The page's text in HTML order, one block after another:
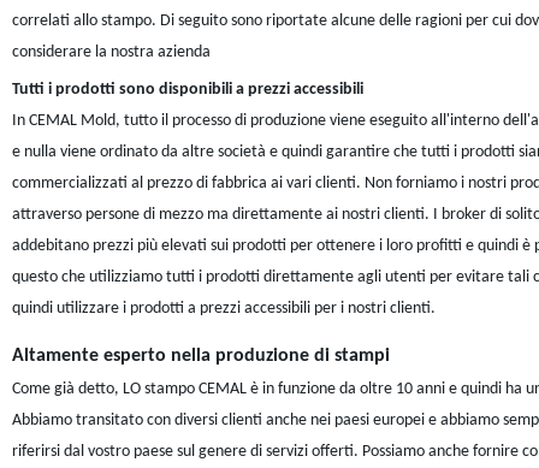
correlati allo stampo. Di seguito sono riportate alcune delle ragioni per cui
considerare la nostra azienda
Tutti i prodotti sono disponibili a prezzi accessibili
In CEMAL Mold, tutto il processo di produzione viene eseguito all'interno
e nulla viene ordinato da altre società e quindi garantire che tutti i prodotti
commercializzati al prezzo di fabbrica ai vari clienti. Non forniamo i nostri
attraverso persone di mezzo ma direttamente ai nostri clienti. I broker di
addebitano prezzi più elevati sui prodotti per ottenere i loro profitti e quindi è
questo che utilizziamo tutti i prodotti direttamente agli utenti per evitare tali
quindi utilizzare i prodotti a prezzi accessibili per i nostri clienti.
Altamente esperto nella produzione di stampi
Come già detto, LO stampo CEMAL è in funzione da oltre 10 anni e quindi
Abbiamo transitato con diversi clienti anche nei paesi europei e abbiamo
riferirsi dal vostro paese sul genere di servizi offerti. Possiamo anche fornire